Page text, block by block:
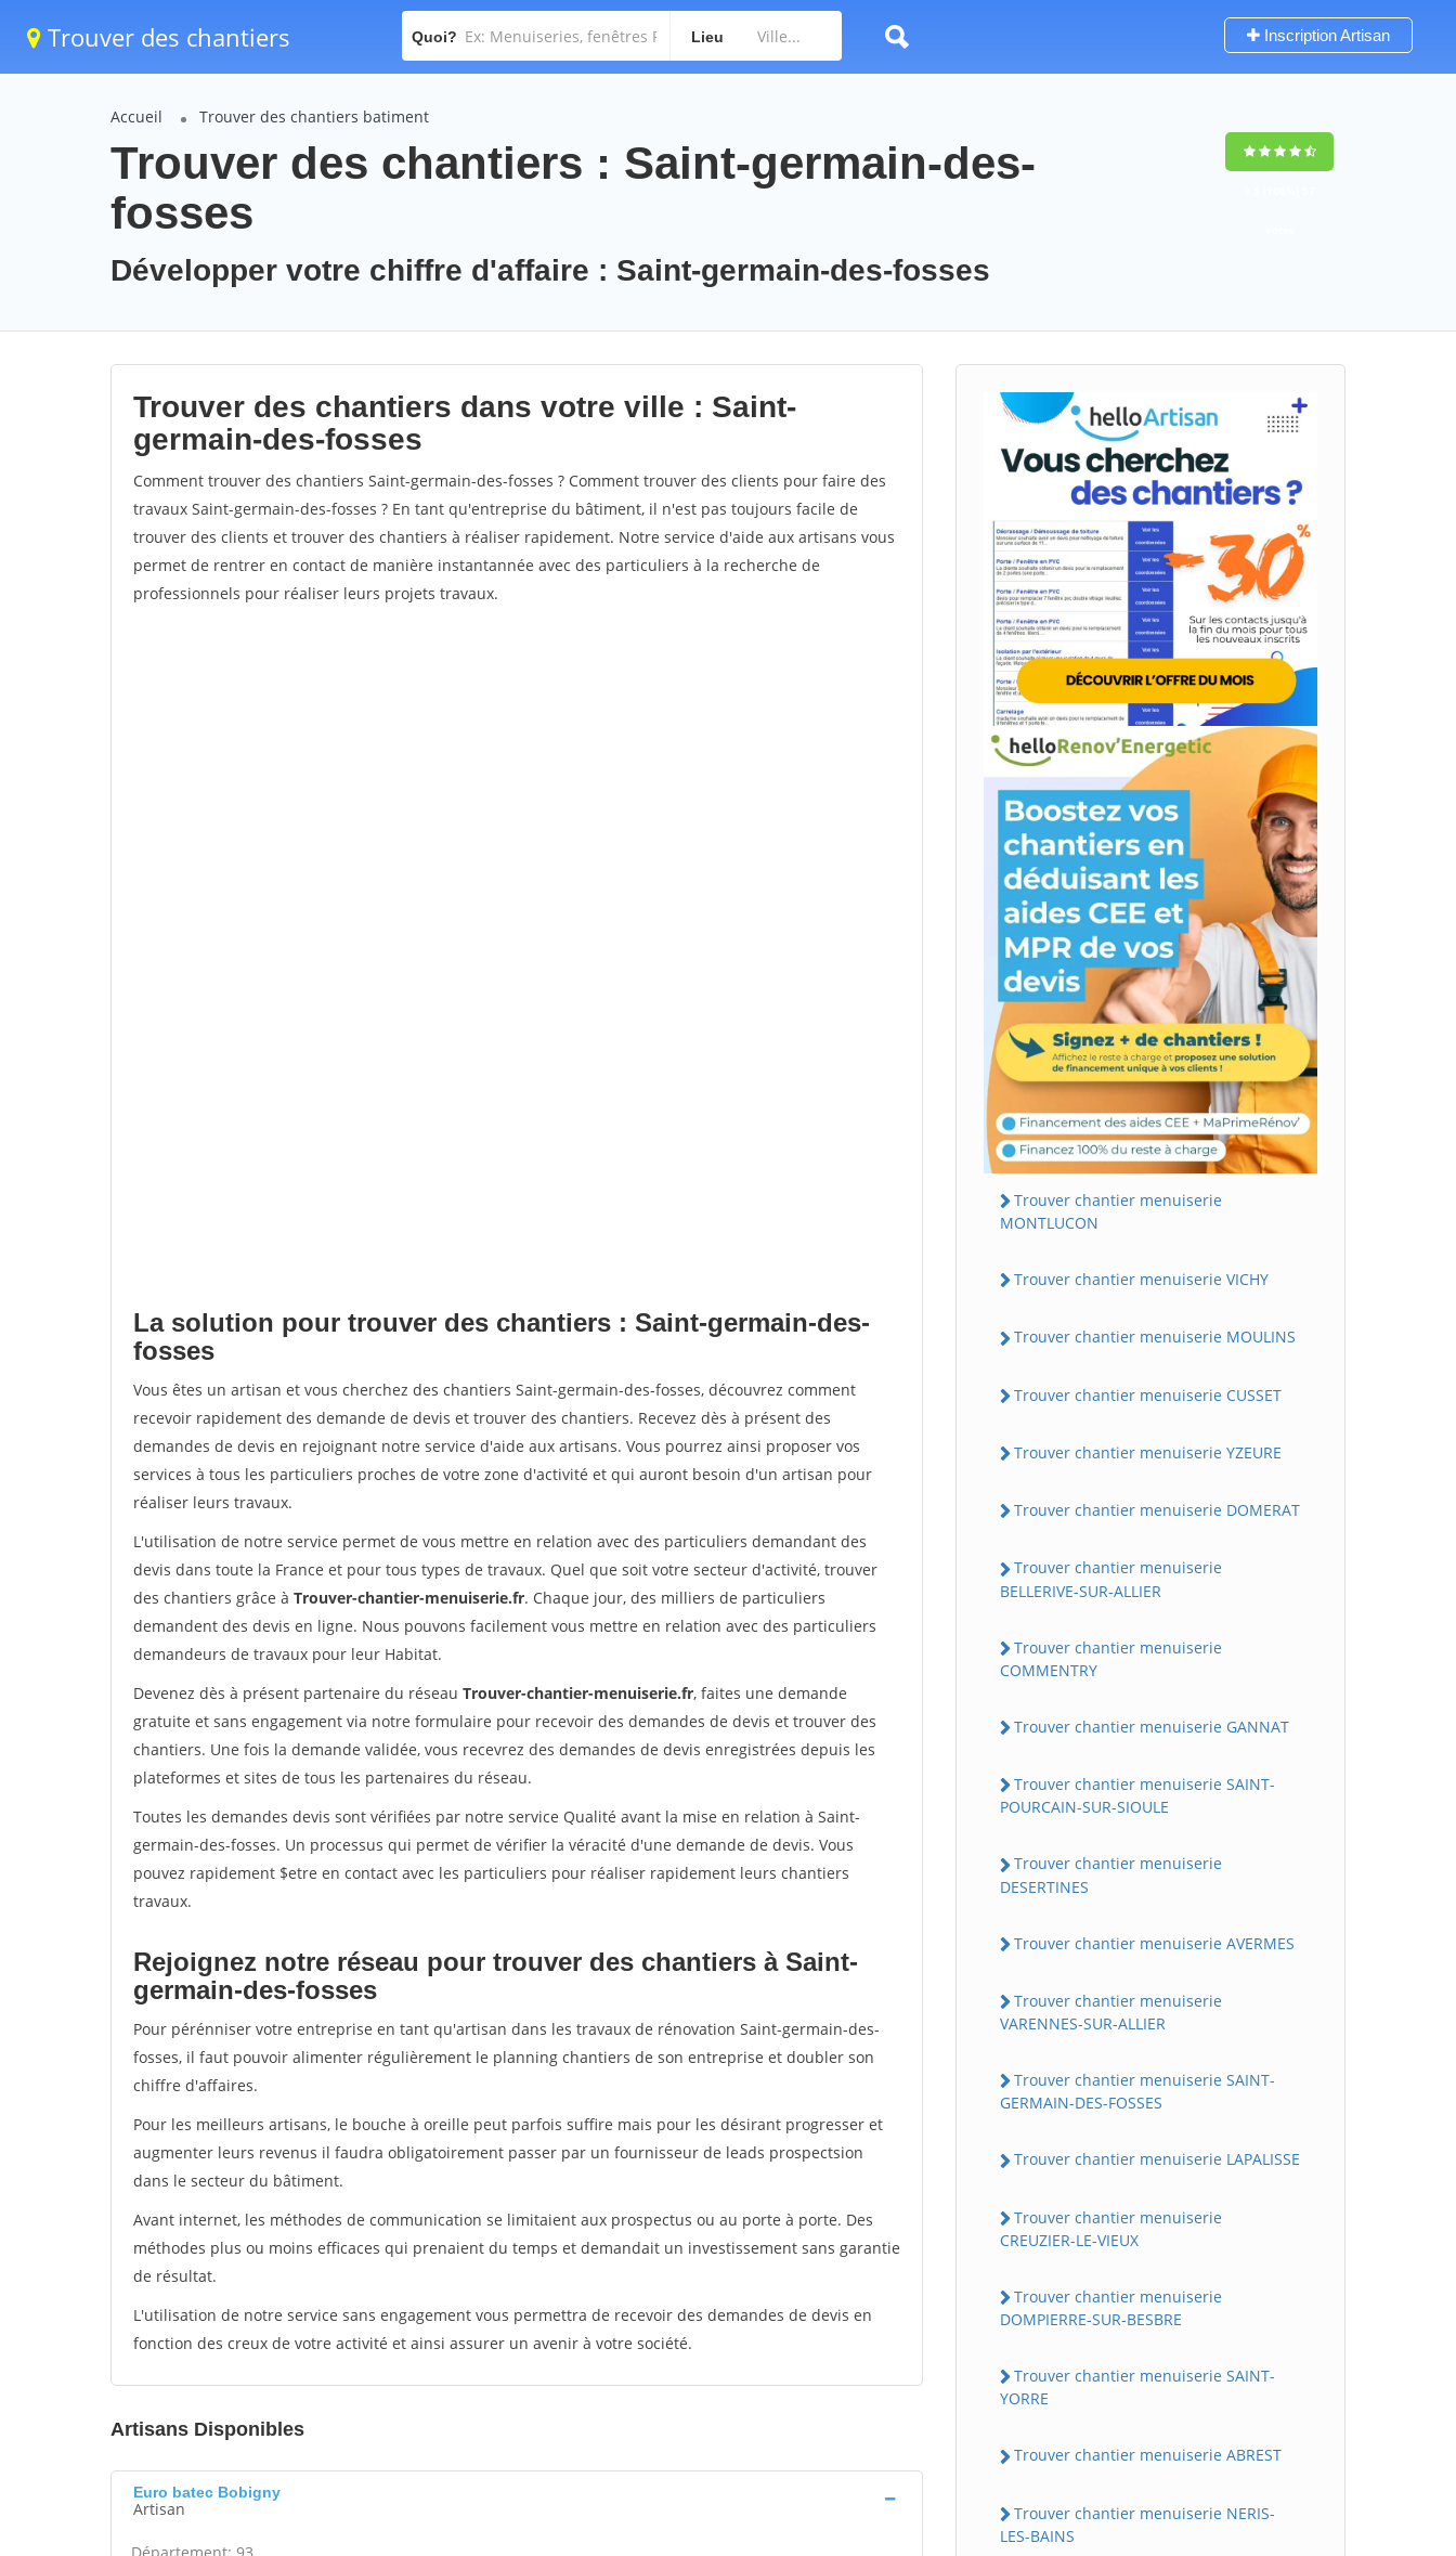
Trouver des chantiers Quoi? Lieu Inscription Artisan
Accueil Trouver des chantiers batiment
Trouver des chantiers : Saint-germain-des-
fosses
Développer votre chiffre d'affaire : Saint-germain-des-fosses
Trouver des chantiers dans votre ville : Saint-
germain-des-fosses
Comment trouver des chantiers Saint-germain-des-fosses ? Comment trouver des clients pour faire des
travaux Saint-germain-des-fosses ? En tant qu'entreprise du bâtiment, il n'est pas toujours facile de
trouver des clients et trouver des chantiers à réaliser rapidement. Notre service d'aide aux artisans vous
permet de rentrer en contact de manière instantannée avec des particuliers à la recherche de
professionnels pour réaliser leurs projets travaux.
La solution pour trouver des chantiers : Saint-germain-des-
fosses
Vous êtes un artisan et vous cherchez des chantiers Saint-germain-des-fosses, découvrez comment
recevoir rapidement des demande de devis et trouver des chantiers. Recevez dès à présent des
demandes de devis en rejoignant notre service d'aide aux artisans. Vous pourrez ainsi proposer vos
services à tous les particuliers proches de votre zone d'activité et qui auront besoin d'un artisan pour
réaliser leurs travaux.
L'utilisation de notre service permet de vous mettre en relation avec des particuliers demandant des
devis dans toute la France et pour tous types de travaux. Quel que soit votre secteur d'activité, trouver
des chantiers grâce à Trouver-chantier-menuiserie.fr. Chaque jour, des milliers de particuliers
demandent des devis en ligne. Nous pouvons facilement vous mettre en relation avec des particuliers
demandeurs de travaux pour leur Habitat.
Devenez dès à présent partenaire du réseau Trouver-chantier-menuiserie.fr, faites une demande
gratuite et sans engagement via notre formulaire pour recevoir des demandes de devis et trouver des
chantiers. Une fois la demande validée, vous recevrez des demandes de devis enregistrées depuis les
plateformes et sites de tous les partenaires du réseau.
Toutes les demandes devis sont vérifiées par notre service Qualité avant la mise en relation à Saint-
germain-des-fosses. Un processus qui permet de vérifier la véracité d'une demande de devis. Vous
pouvez rapidement $etre en contact avec les particuliers pour réaliser rapidement leurs chantiers
travaux.
Rejoignez notre réseau pour trouver des chantiers à Saint-
germain-des-fosses
Pour pérénniser votre entreprise en tant qu'artisan dans les travaux de rénovation Saint-germain-des-
fosses, il faut pouvoir alimenter régulièrement le planning chantiers de son entreprise et doubler son
chiffre d'affaires.
Pour les meilleurs artisans, le bouche à oreille peut parfois suffire mais pour les désirant progresser et
augmenter leurs revenus il faudra obligatoirement passer par un fournisseur de leads prospectsion
dans le secteur du bâtiment.
Avant internet, les méthodes de communication se limitaient aux prospectus ou au porte à porte. Des
méthodes plus ou moins efficaces qui prenaient du temps et demandait un investissement sans garantie
de résultat.
L'utilisation de notre service sans engagement vous permettra de recevoir des demandes de devis en
fonction des creux de votre activité et ainsi assurer un avenir à votre société.
Artisans Disponibles
Euro batec Bobigny
Artisan
Trouver chantier menuiserie
MONTLUCON
Trouver chantier menuiserie VICHY
Trouver chantier menuiserie MOULINS
Trouver chantier menuiserie CUSSET
Trouver chantier menuiserie YZEURE
Trouver chantier menuiserie DOMERAT
Trouver chantier menuiserie
BELLERIVE-SUR-ALLIER
Trouver chantier menuiserie
COMMENTRY
Trouver chantier menuiserie GANNAT
Trouver chantier menuiserie SAINT-
POURCAIN-SUR-SIOULE
Trouver chantier menuiserie
DESERTINES
Trouver chantier menuiserie AVERMES
Trouver chantier menuiserie
VARENNES-SUR-ALLIER
Trouver chantier menuiserie SAINT-
GERMAIN-DES-FOSSES
Trouver chantier menuiserie LAPALISSE
Trouver chantier menuiserie
CREUZIER-LE-VIEUX
Trouver chantier menuiserie
DOMPIERRE-SUR-BESBRE
Trouver chantier menuiserie SAINT-
YORRE
Trouver chantier menuiserie ABREST
Trouver chantier menuiserie NERIS-
LES-BAINS